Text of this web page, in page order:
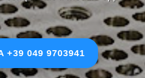
+39 049 9703941